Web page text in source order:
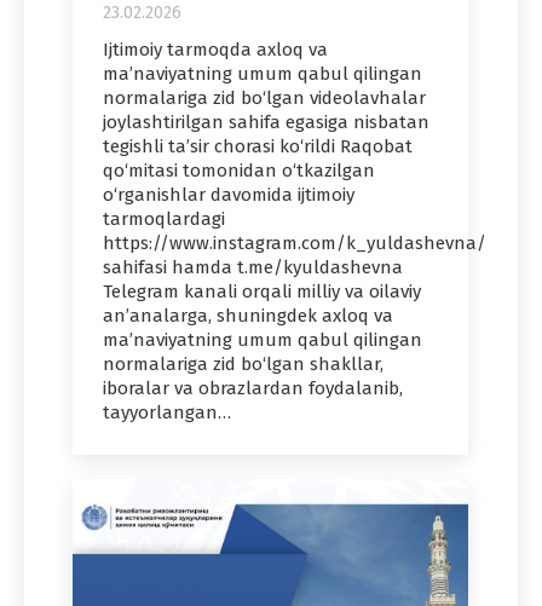
23.02.2026
Ijtimoiy tarmoqda axloq va
ma’naviyatning umum qabul qilingan
normalariga zid bo‘lgan videolavhalar
joylashtirilgan sahifa egasiga nisbatan
tegishli ta’sir chorasi ko‘rildi Raqobat
qo‘mitasi tomonidan o‘tkazilgan
o‘rganishlar davomida ijtimoiy
tarmoqlardagi
https://www.instagram.com/k_yuldashevna/
sahifasi hamda t.me/kyuldashevna
Telegram kanali orqali milliy va oilaviy
an’analarga, shuningdek axloq va
ma’naviyatning umum qabul qilingan
normalariga zid bo‘lgan shakllar,
iboralar va obrazlardan foydalanib,
tayyorlangan…